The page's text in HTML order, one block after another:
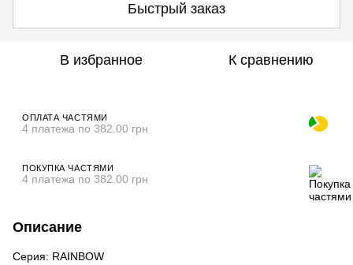
Быстрый заказ
В избранное К сравнению
ОПЛАТА ЧАСТЯМИ
4 платежа по 382.00 грн
ПОКУПКА ЧАСТЯМИ
4 платежа по 382.00 грн
Описание
Серия: RAINBOW